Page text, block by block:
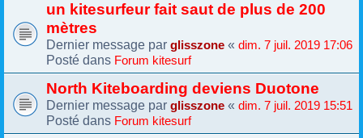
un kitesurfeur fait saut de plus de 200
mètres
Dernier message par glisszone « dim. 7 juil. 2019 17:06
Posté dans Forum kitesurf
North Kiteboarding deviens Duotone
Dernier message par glisszone « dim. 7 juil. 2019 15:51
Posté dans Forum kitesurf